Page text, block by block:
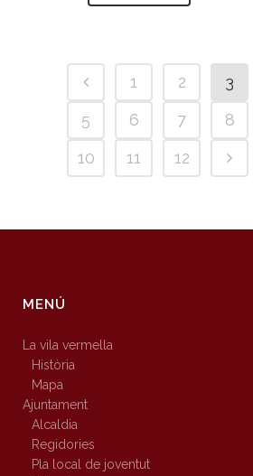
1 2 3
5
6 7 8
10
11 12
MENÚ
La vila vermella
Història
Mapa
Ajuntament
Alcaldia
Regidories
Pla local de joventut